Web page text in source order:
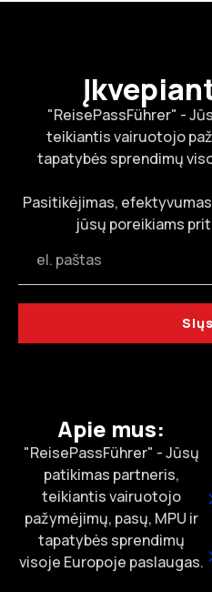
"ReisePassFührer" -
teikiantis vairuotojo
tapatybės sprendimų
Pasitikėjimas,
jūsų poreikiams
Apie mus:
"ReisePassFührer" - Jūsų
patikimas partneris,
teikiantis vairuotojo
pažymėjimų, pasų, MPU ir
tapatybės sprendimų
visoje Europoje paslaugas.